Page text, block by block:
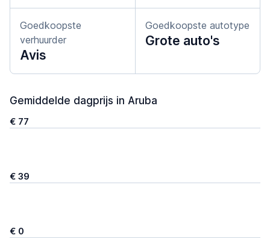
Goedkoopste
verhuurder
Avis
Goedkoopste autotype
Grote auto's
Gemiddelde dagprijs in Aruba
€ 77
€ 39
€ 0